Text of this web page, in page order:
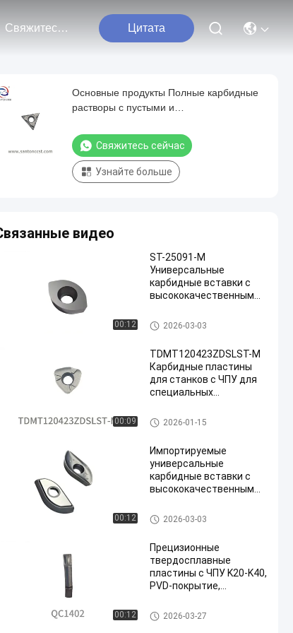
Свяжитесь С Нами Цитата
Основные продукты Полные карбидные
растворы с пустыми и
пластинами
Свяжитесь сейчас
Узнайте больше
видео
00:12
ST-25091-M
Универсальные
карбидные вставки с
высококачественным
многослойным
покрытием TiAlN
Вставки карбида CNC
2026-03-03
00:09
TDMT120423ZDSLST-M
Карбидные пластины
для станков с ЧПУ для
специальных
инструментов и
тяжелой обработки
Вставки карбида CNC
2026-01-15
00:12
Импортируемые
универсальные
карбидные вставки с
высококачественным
многослойным
покрытием TiAlN
Вставки карбида CNC
2026-03-03
00:12
Прецизионные
твердосплавные
пластины с ЧПУ K20-K40,
PVD-покрытие,
прочность благодаря
тонкой шлифовке
Вставки карбида CNC
2026-03-27